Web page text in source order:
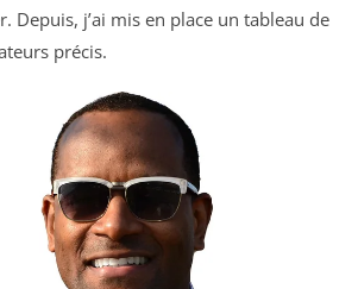
Depuis, j’ai mis en place un tableau de
précis.